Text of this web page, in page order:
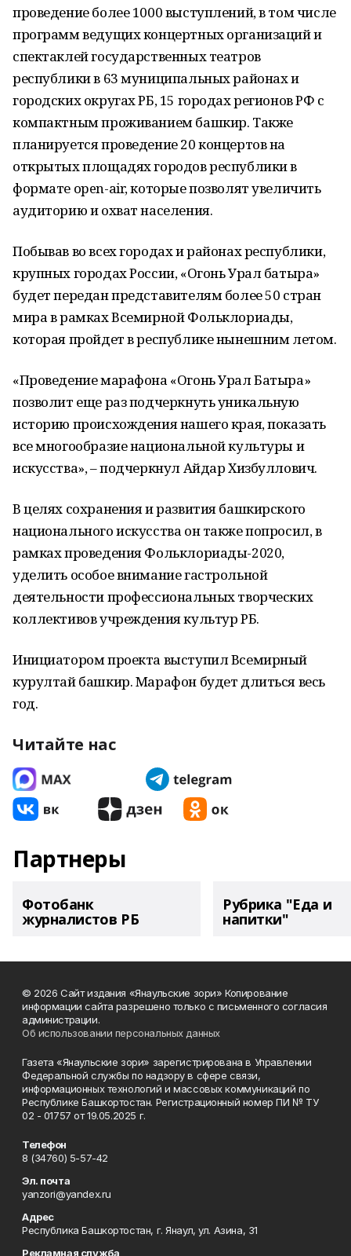
проведение более 1000 выступлений, в том числе
программ ведущих концертных организаций и
спектаклей государственных театров
республики в 63 муниципальных районах и
городских округах РБ, 15 городах регионов РФ с
компактным проживанием башкир. Также
планируется проведение 20 концертов на
открытых площадях городов республики в
формате open-air, которые позволят увеличить
аудиторию и охват населения.
Побывав во всех городах и районах республики,
крупных городах России, «Огонь Урал батыра»
будет передан представителям более 50 стран
мира в рамках Всемирной Фольклориады,
которая пройдет в республике нынешним летом.
«Проведение марафона «Огонь Урал Батыра»
позволит еще раз подчеркнуть уникальную
историю происхождения нашего края, показать
все многообразие национальной культуры и
искусства», – подчеркнул Айдар Хизбуллович.
В целях сохранения и развития башкирского
национального искусства он также попросил, в
рамках проведения Фольклориады-2020,
уделить особое внимание гастрольной
деятельности профессиональных творческих
коллективов учреждения культур РБ.
Инициатором проекта выступил Всемирный
курултай башкир. Марафон будет длиться весь
год.
Читайте нас
Партнеры
Фотобанк
журналистов РБ
Рубрика "Еда и
напитки"
© 2026 Сайт издания «Янаульские зори» Копирование
информации сайта разрешено только с письменного согласия
администрации.
Об использовании персональных данных
Газета «Янаульские зори» зарегистрирована в Управлении
Федеральной службы по надзору в сфере связи,
информационных технологий и массовых коммуникаций по
Республике Башкортостан. Регистрационный номер ПИ № ТУ
02 - 01757 от 19.05.2025 г.
Телефон
8 (34760) 5-57-42
Эл. почта
yanzori@yandex.ru
Адрес
Республика Башкортостан, г. Янаул, ул. Азина, 31
Рекламная служба